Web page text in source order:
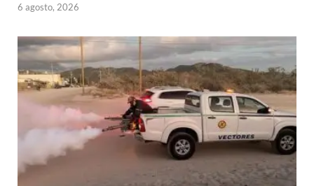
6 agosto, 2026